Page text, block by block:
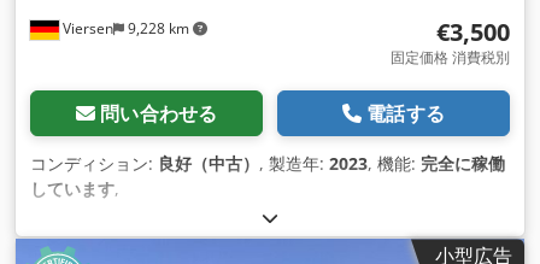
Viersen 9,228 km €3,500
固定価格 消費税別
問い合わせる 電話する
コンディション: 良好（中古） , 製造年: 2023, 機能: 完全に稼働
しています,
小型広告